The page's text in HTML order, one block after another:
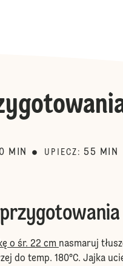
MIN UPIECZ : 55 MIN
o śr. 22 cm nasmaruj
do temp. 180°C. Jajka